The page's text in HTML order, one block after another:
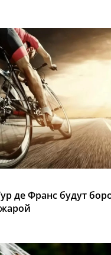
де Франс будут